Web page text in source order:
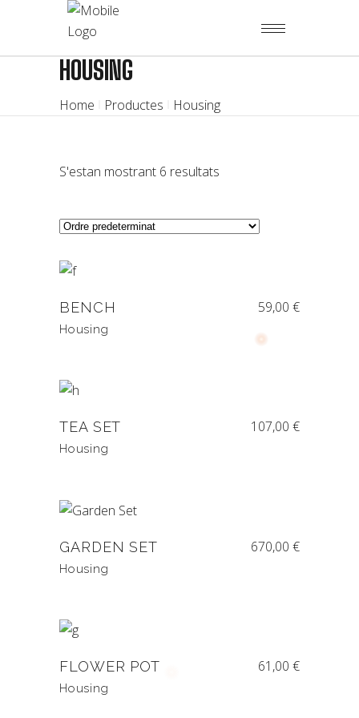
HOUSING
Home Productes Housing
S'estan mostrant 6 resultats
BENCH 59,00 €
Housing
TEA SET 107,00 €
Housing
GARDEN SET 670,00 €
Housing
FLOWER POT 61,00 €
Housing